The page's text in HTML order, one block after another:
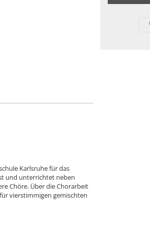
Karlsruhe für das
und unterrichtet neben
Chöre. Über die Chorarbeit
vierstimmigen gemischten